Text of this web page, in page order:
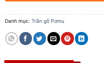
Danh mục: Trần gỗ Pơmu